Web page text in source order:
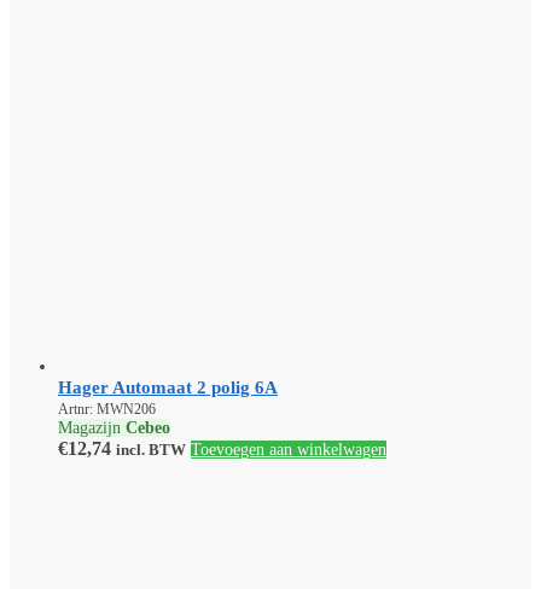
Hager Automaat 2 polig 6A
Artnr: MWN206
Magazijn Cebeo
€12,74 incl. BTW Toevoegen aan winkelwagen